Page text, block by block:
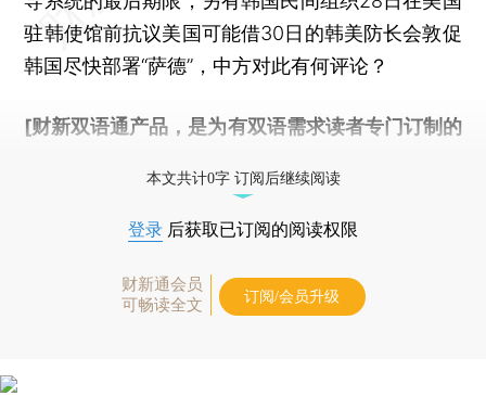
驻韩使馆前抗议美国可能借30日的韩美防长会敦促
韩国尽快部署“萨德”，中方对此有何评论？
[财新双语通产品，是为有双语需求读者专门订制的
本文共计0字 订阅后继续阅读
登录 后获取已订阅的阅读权限
财新通会员
可畅读全文
订阅/会员升级